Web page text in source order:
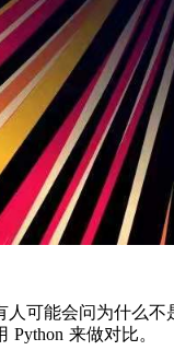
人可能会问为什么
来做对比。